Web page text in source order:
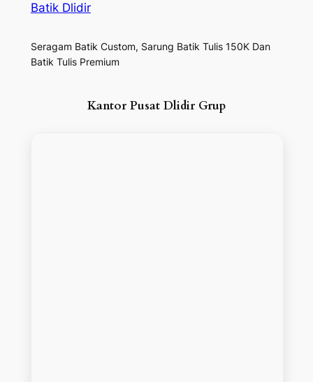
Batik Dlidir
Seragam Batik Custom, Sarung Batik Tulis 150K Dan
Batik Tulis Premium
Kantor Pusat Dlidir Grup